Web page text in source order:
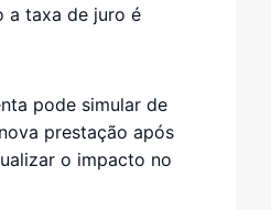
a taxa de juro é
pode simular de
prestação após
o impacto no